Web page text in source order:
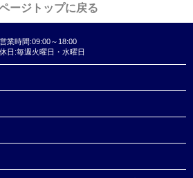
ージトップに戻る
営業時間:09:00～18:00
日:毎週火曜日・水曜日